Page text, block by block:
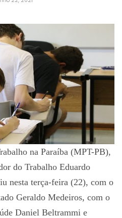
na Paraíba (MPT-PB),
do Trabalho Eduardo
nesta terça-feira (22), com o
Geraldo Medeiros, com o
Daniel Beltrammi e